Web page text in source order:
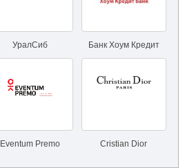
УралСиб Банк Хоум Кредит
Eventum Premo Cristian Dior